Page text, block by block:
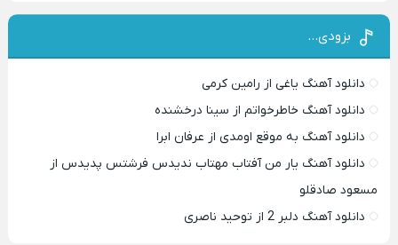
بزودی…
دانلود آهنگ یاغی از رامین کرمی
دانلود آهنگ خاطرخواتم از سینا درخشنده
دانلود آهنگ به موقع اومدی از عرفان ابرا
دانلود آهنگ یار من آفتاب مهتاب ندیدس فرشتس پدیدس از
مسعود صادقلو
دانلود آهنگ دلبر 2 از توحید ناصری